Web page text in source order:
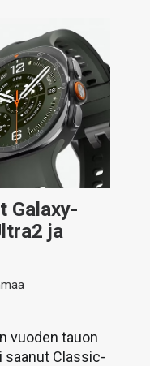
Galaxy-
ja
vuoden tauon
saanut Classic-